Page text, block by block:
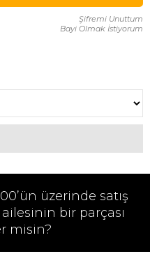
Şifremi Unuttum
Bayi Olmak İstiyorum
üzerinde satış
ailesinin bir parçası
misin?